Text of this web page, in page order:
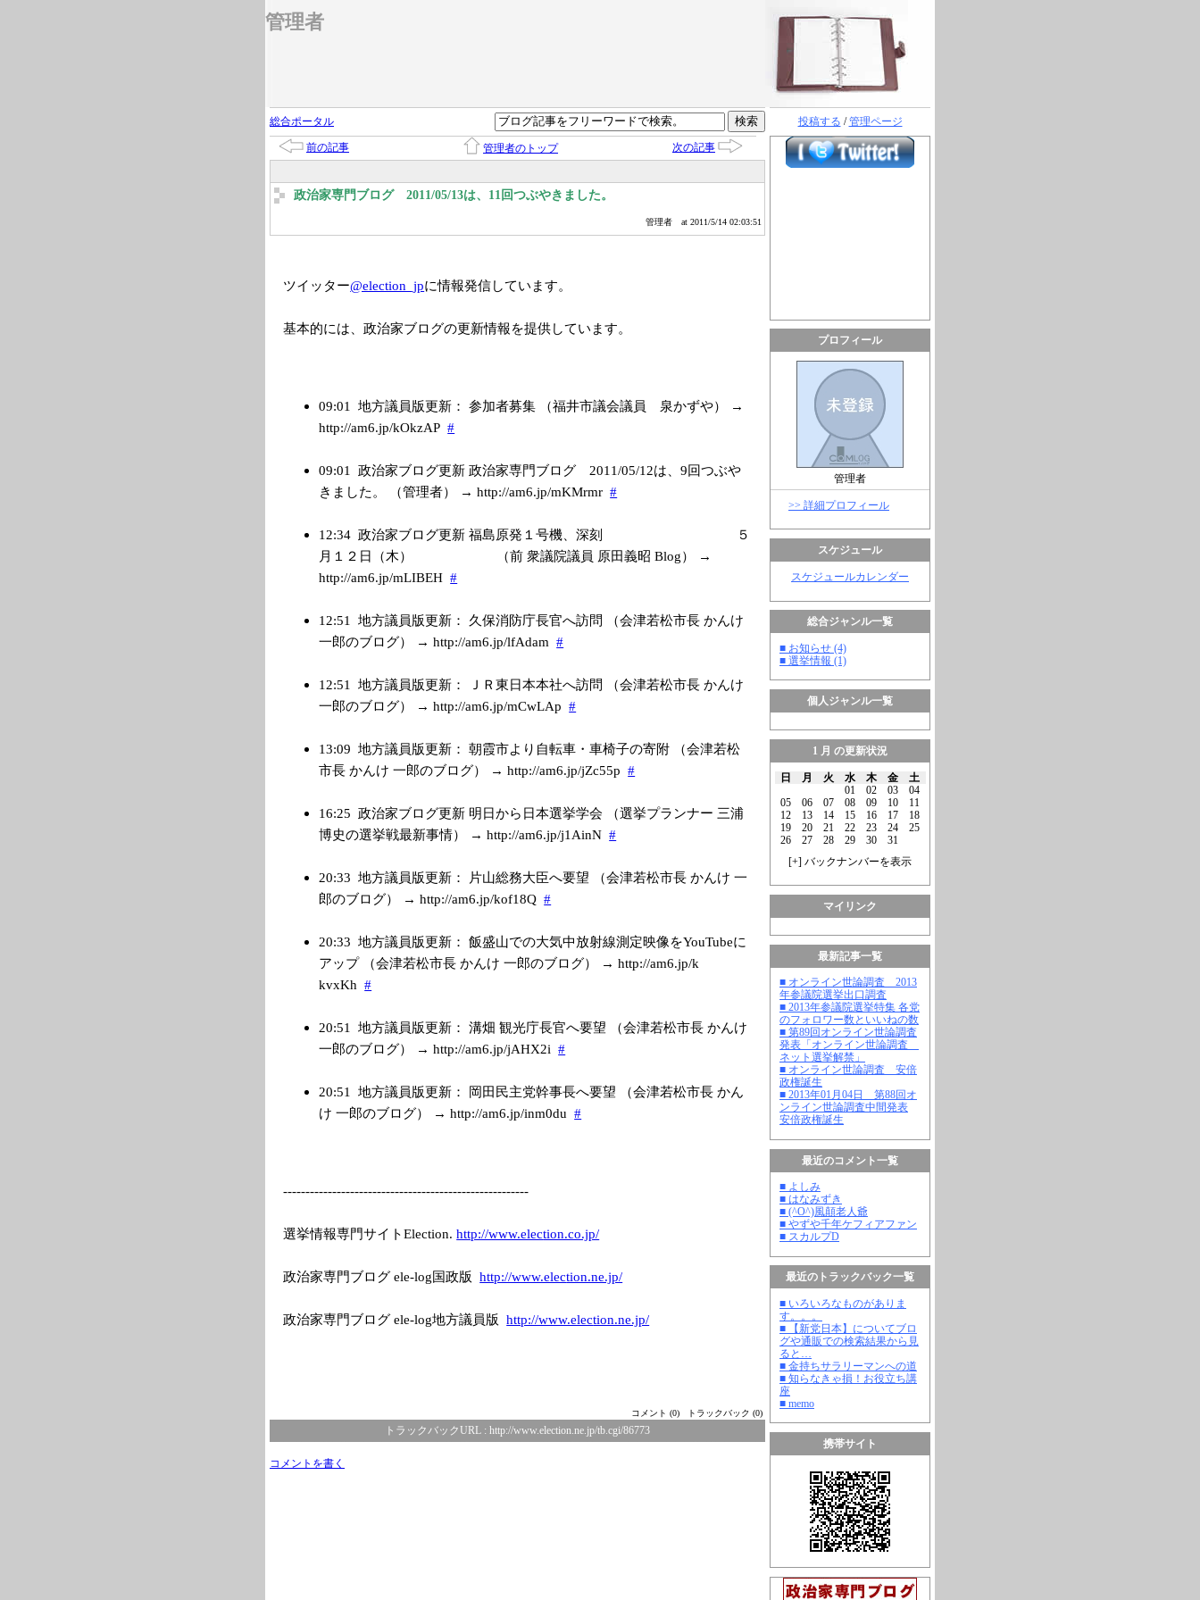
管理者
投稿する /管理ページ
プロフィール
管理者
>> 詳細プロフィール
スケジュール
スケジュールカレンダー
総合ジャンル一覧
■ お知らせ (4)
■ 選挙情報 (1)
個人ジャンル一覧
1 月 の更新状況
日 月 火 水 木 金
土
01
02 03
04
05
06 07 08 09 10
11
12
13 14 15 16 17
18
19
20 21 22 23 24
25
26
27 28 29 30
31
[+] バックナンバーを表示
マイリンク
最新記事一覧
■ オンライン世論調査 2013
年参議院選挙出口調査
■ 2013年参議院選挙特集 各党
のフォロワー数といいねの数
■ 第89回オンライン世論調査
発表「オンライン世論調査
ネット選挙解禁」
■ オンライン世論調査 安倍
政権誕生
■ 2013年01月04日 第88回オ
ンライン世論調査中間発表
安倍政権誕生
最近のコメント一覧
■ よしみ
■ はなみずき
■ (^O^)風顛老人爺
■ やずや千年ケフィアファン
■ スカルプD
最近のトラックバック一覧
■ いろいろなものがありま
す。。。
■ 【新党日本】についてブロ
グや通販での検索結果から見
ると…
■ 金持ちサラリーマンへの道
■ 知らなきゃ損！お役立ち講
座
■ memo
携帯サイト
総合ポータル
前の記事 管理者のトップ 次の記事
政治家専門ブログ 2011/05/13は、11回つぶやきました。
管理者 at 2011/5/14 02:03:51
ツイッター@election_jpに情報発信しています。
基本的には、政治家ブログの更新情報を提供しています。
09:01
地方議員版更新： 参加者募集 （福井市議会議員 泉かずや） →
http://am6.jp/kOkzAP #
09:01
政治家ブログ更新 政治家専門ブログ 2011/05/12は、9回つぶや
きました。 （管理者） → http://am6.jp/mKMrmr #
12:34 政治家ブログ更新 福島原発１号機、深刻 ５
月１２日（木） （前 衆議院議員 原田義昭 Blog） →
http://am6.jp/mLIBEH #
12:51
地方議員版更新： 久保消防庁長官へ訪問 （会津若松市長 かんけ
一郎のブログ） → http://am6.jp/lfAdam #
12:51
地方議員版更新： ＪＲ東日本本社へ訪問 （会津若松市長 かんけ
一郎のブログ） → http://am6.jp/mCwLAp #
13:09 地方議員版更新： 朝霞市より自転車・車椅子の寄附 （会津若松
市長 かんけ 一郎のブログ） → http://am6.jp/jZc55p #
16:25 政治家ブログ更新 明日から日本選挙学会 （選挙プランナー 三浦
博史の選挙戦最新事情） → http://am6.jp/j1AinN #
20:33 地方議員版更新： 片山総務大臣へ要望 （会津若松市長 かんけ 一
郎のブログ） → http://am6.jp/kof18Q #
20:33 地方議員版更新： 飯盛山での大気中放射線測定映像をYouTubeに
アップ （会津若松市長 かんけ 一郎のブログ） → http://am6.jp/k
kvxKh #
20:51
地方議員版更新： 溝畑 観光庁長官へ要望 （会津若松市長 かんけ
一郎のブログ） → http://am6.jp/jAHX2i #
20:51
地方議員版更新： 岡田民主党幹事長へ要望 （会津若松市長 かん
け 一郎のブログ） → http://am6.jp/inm0du #
-------------------------------------------------------
選挙情報専門サイトElection.http://www.election.co.jp/
政治家専門ブログ ele-log国政版http://www.election.ne.jp/
政治家専門ブログ ele-log地方議員版http://www.election.ne.jp/
コメント (0) トラックバック (0)
トラックバックURL : http://www.election.ne.jp/tb.cgi/86773
コメントを書く